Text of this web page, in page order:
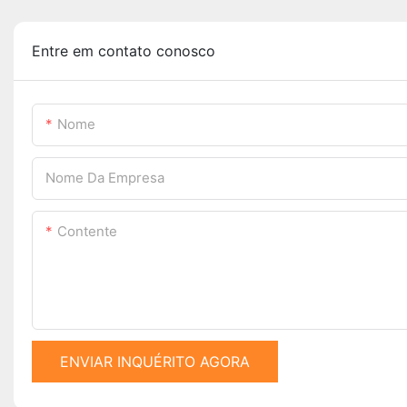
Entre em contato conosco
Nome
Nome Da Empresa
Contente
ENVIAR INQUÉRITO AGORA